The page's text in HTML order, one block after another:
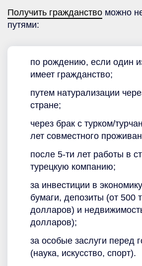
Получить гражданство можно
путями:
по рождению, если один
имеет гражданство;
путем натурализации
стране;
через брак с турком/
лет совместного
после 5-ти лет работы в
турецкую компанию;
за инвестиции в
бумаги, депозиты (от 500
долларов) и
долларов);
за особые заслуги перед
(наука, искусство, спорт).